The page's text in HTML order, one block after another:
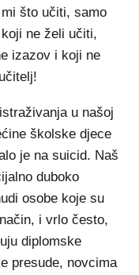
što učiti, samo
ne želi učiti,
izazov i koji ne
u našoj
školske djece
je na suicid. Naš
duboko
osobe koje su
i vrlo često,
diplomske
presude, novcima